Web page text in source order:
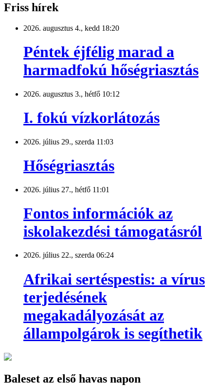
Friss hírek
2026. augusztus 4., kedd 18:20
Péntek éjfélig marad a
harmadfokú hőségriasztás
2026. augusztus 3., hétfő 10:12
I. fokú vízkorlátozás
2026. július 29., szerda 11:03
Hőségriasztás
2026. július 27., hétfő 11:01
Fontos információk az
iskolakezdési támogatásról
2026. július 22., szerda 06:24
Afrikai sertéspestis: a vírus
terjedésének
megakadályozását az
állampolgárok is segíthetik
Baleset az első havas napon